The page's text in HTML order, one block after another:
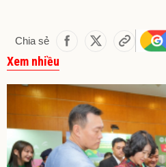
Chia sẻ
Xem nhiều